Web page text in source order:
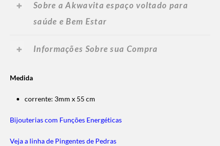
Sobre a Akwavita espaço voltado para
saúde e Bem Estar
Informações Sobre sua Compra
Medida
corrente: 3mm x 55 cm
Bijouterias com Funções Energéticas
Veja a linha de Pingentes de Pedras